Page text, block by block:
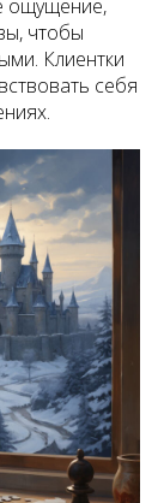
ощущение,
чтобы
Клиентки
себя